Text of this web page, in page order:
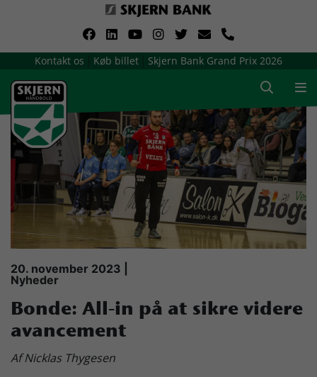
Kontakt os Køb billet Skjern Bank Grand Prix 2026
Om Skjern Håndbold
Ligatruppen
Sponsorer
Billetsalg / sæsonkort
Presse
Samarbejdsklubber
20. november 2023 |
Nyheder
Bonde: All-in på at sikre videre
avancement
Af Nicklas Thygesen